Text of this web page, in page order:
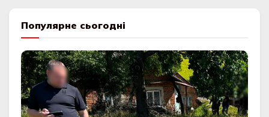
Популярне сьогодні